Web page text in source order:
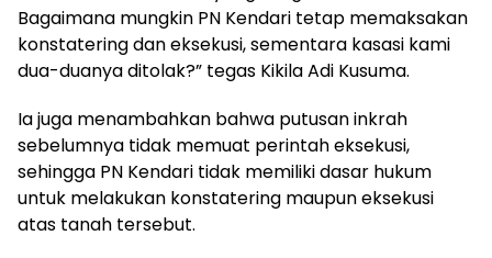
Bagaimana mungkin PN Kendari tetap memaksakan
konstatering dan eksekusi, sementara kasasi kami
dua-duanya ditolak?” tegas Kikila Adi Kusuma.
Ia juga menambahkan bahwa putusan inkrah
sebelumnya tidak memuat perintah eksekusi,
sehingga PN Kendari tidak memiliki dasar hukum
untuk melakukan konstatering maupun eksekusi
atas tanah tersebut.